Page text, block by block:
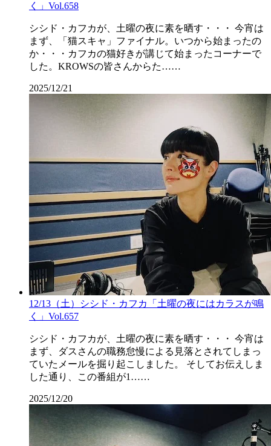
く」Vol.658
シシド・カフカが、土曜の夜に素を晒す・・・ 今宵は
まず、「猫スキャ」ファイナル。いつから始まったの
か・・・カフカの猫好きが講じて始まったコーナーで
した。KROWSの皆さんからた……
2025/12/21
12/13（土）シシド・カフカ「土曜の夜にはカラスが鳴
く」Vol.657
シシド・カフカが、土曜の夜に素を晒す・・・ 今宵は
まず、ダスさんの職務怠慢による見落とされてしまっ
ていたメールを掘り起こしました。 そしてお伝えしま
した通り、この番組が1……
2025/12/20